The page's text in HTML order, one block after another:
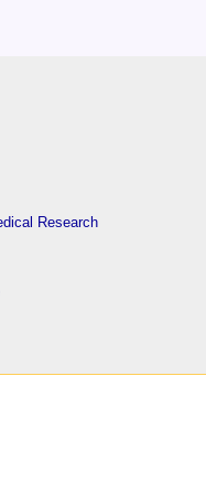
Research